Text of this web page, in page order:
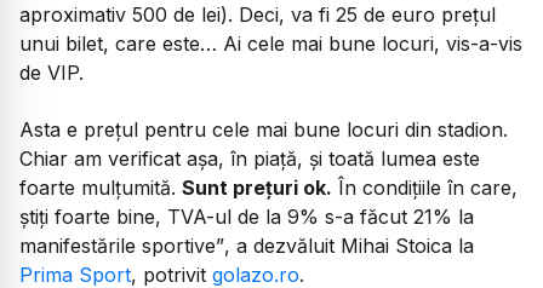
aproximativ 500 de lei). Deci, va fi 25 de euro prețul
unui bilet, care este… Ai cele mai bune locuri, vis-a-vis
de VIP.
Asta e prețul pentru cele mai bune locuri din stadion.
Chiar am verificat așa, în piață, și toată lumea este
foarte mulțumită. Sunt prețuri ok. În condițiile în care,
știți foarte bine, TVA-ul de la 9% s-a făcut 21% la
manifestările sportive”, a dezvăluit Mihai Stoica la
Prima Sport, potrivit golazo.ro.